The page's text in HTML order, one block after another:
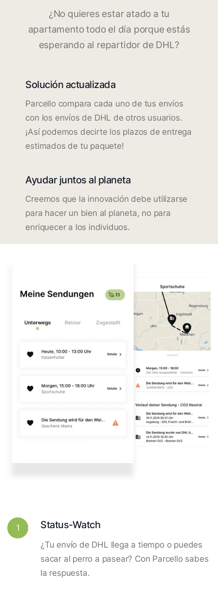
¿No quieres estar atado a tu
apartamento todo el día porque estás
esperando al repartidor de DHL?
Solución actualizada
Parcello compara cada uno de tus envíos
con los envíos de DHL de otros usuarios.
¡Así podemos decirte los plazos de entrega
estimados de tu paquete!
Ayudar juntos al planeta
Creemos que la innovación debe utilizarse
para hacer un bien al planeta, no para
enriquecer a los individuos.
1 Status-Watch
¿Tu envío de DHL llega a tiempo o puedes
sacar al perro a pasear? Con Parcello sabes
la respuesta.